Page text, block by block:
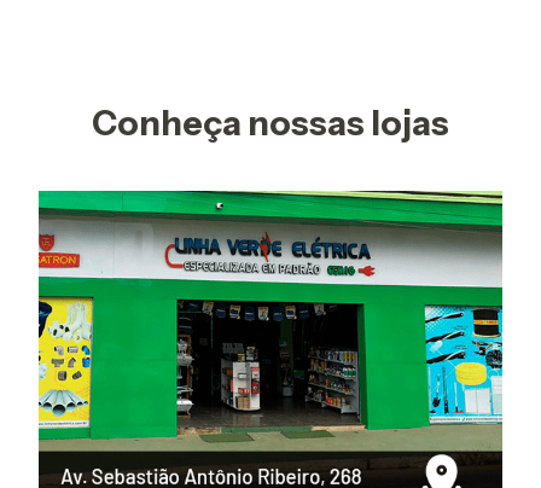
Conheça nossas lojas